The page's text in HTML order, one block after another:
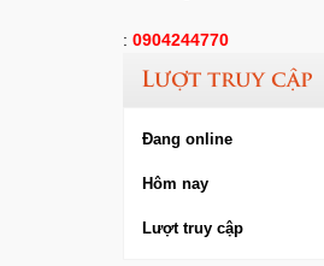
: 0904244770
Lượt truy cập
Đang online
Hôm nay
Lượt truy cập